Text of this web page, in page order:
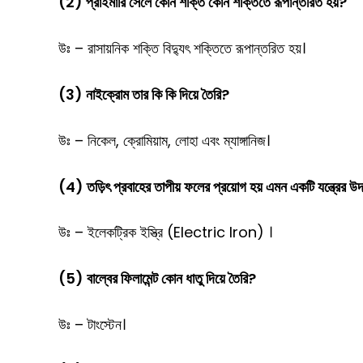
উঃ – রাসায়নিক শক্তি বিদ্যুৎ শক্তিতে রূপান্তরিত হয়।
(3) নাইক্রোম তার কি কি দিয়ে তৈরি?
উঃ – নিকেল, ক্রোমিয়াম, লোহা এবং ম্যাঙ্গানিজ।
(4) তড়িৎ প্রবাহের তাপীয় ফলের প্রয়োগ হয় এমন একটি যন্ত্রের
উঃ – ইলেকট্রিক ইস্ত্রি (Electric Iron) ।
(5) বাল্বের ফিলামেন্ট কোন ধাতু দিয়ে তৈরি?
উঃ – টাংস্টেন।